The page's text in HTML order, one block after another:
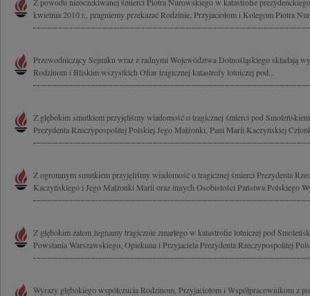
kwietnia 2010 r., pragniemy przekazać Rodzinie, Przyjaciołom i Kolegom Piotra
Przewodniczący Sejmiku wraz z radnymi Województwa Dolnośląskiego składają
Rodzinom i Bliskim wszystkich Ofiar tragicznej katastrofy lotniczej pod...
Z głębokim smutkiem przyjęliśmy wiadomość o tragicznej śmierci pod
Prezydenta Rzeczypospolitej Polskiej Jego Małżonki, Pani Marii Kaczyńskiej
Z ogromnym smutkiem przyjęliśmy wiadomość o tragicznej śmierci Prezydenta
Kaczyńskiego i Jego Małżonki Marii oraz innych Osobistości Państwa Polskiego
Z głębokim żalem żegnamy tragicznie zmarłego w katastrofie lotniczej pod
Powstania Warszawskiego, Opiekuna i Przyjaciela Prezydenta Rzeczypospolitej
Wyrazy głębokiego współczucia Rodzinom, Przyjaciołom i Współpracownikom z